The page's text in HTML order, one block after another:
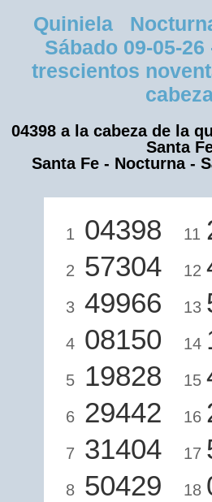
Quiniela
Sábado 09-05-
trescientos
04398 a la cabeza de la
Santa
Santa Fe - Nocturna -
1 04398
2 57304
3 49966
4 08150
5 19828
6 29442
7 31404
8 50429
11
12
13
14
15
16
17
18